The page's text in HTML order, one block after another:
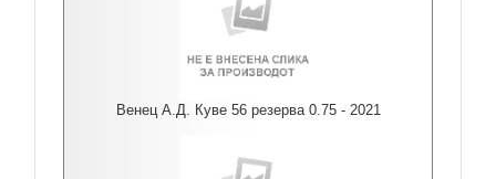
Венец А.Д. Куве 56 резерва 0.75 - 2021